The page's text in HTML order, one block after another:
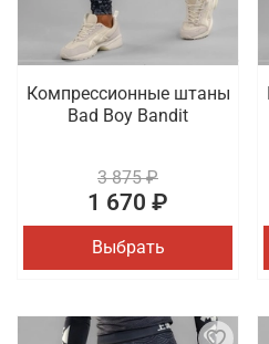
Компрессионные штаны
Bad Boy Bandit
3 875 ₽
1 670 ₽
Выбрать